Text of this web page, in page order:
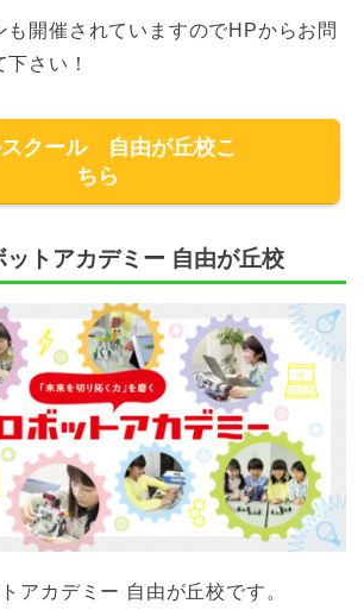
も開催されていますのでHPからお問
さい！
クール 自由が丘校こ
ちら
トアカデミー 自由が丘校
アカデミー 自由が丘校です。